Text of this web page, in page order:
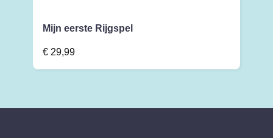
Mijn eerste Rijgspel
€ 29,99